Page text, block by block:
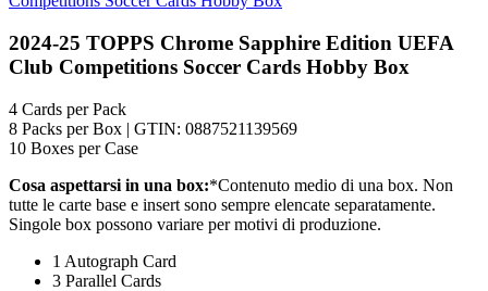
2024-25 TOPPS Chrome Sapphire Edition UEFA
Club Competitions Soccer Cards Hobby Box
4 Cards per Pack
8 Packs per Box | GTIN: 0887521139569
10 Boxes per Case
Cosa aspettarsi in una box:*Contenuto medio di una box. Non
tutte le carte base e insert sono sempre elencate separatamente.
Singole box possono variare per motivi di produzione.
1 Autograph Card
3 Parallel Cards